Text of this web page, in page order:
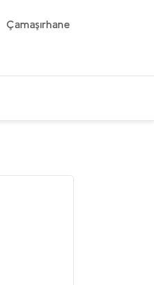
Çamaşırhane